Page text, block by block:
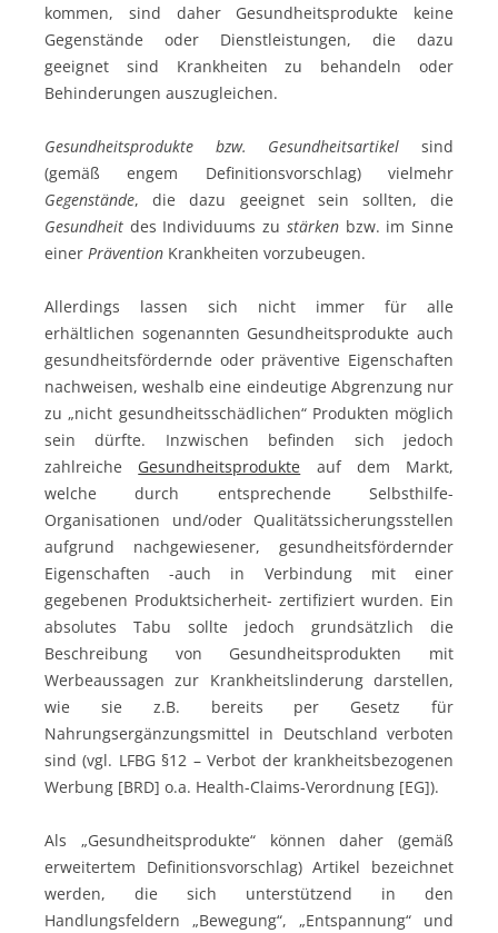
kommen, sind daher Gesundheitsprodukte keine
Gegenstände oder Dienstleistungen, die dazu
geeignet sind Krankheiten zu behandeln oder
Behinderungen auszugleichen.
Gesundheitsprodukte bzw. Gesundheitsartikel sind
(gemäß engem Definitionsvorschlag) vielmehr
Gegenstände, die dazu geeignet sein sollten, die
Gesundheit des Individuums zu stärkenbzw. im Sinne
einer Prävention Krankheiten vorzubeugen.
Allerdings lassen sich nicht immer für alle
erhältlichen sogenannten Gesundheitsprodukte auch
gesundheitsfördernde oder präventive Eigenschaften
nachweisen, weshalb eine eindeutige Abgrenzung nur
zu „nicht gesundheitsschädlichen“ Produkten möglich
sein dürfte. Inzwischen befinden sich jedoch
zahlreiche Gesundheitsprodukte auf dem Markt,
welche durch entsprechende Selbsthilfe-
Organisationen und/oder Qualitätssicherungsstellen
aufgrund nachgewiesener, gesundheitsfördernder
Eigenschaften -auch in Verbindung mit einer
gegebenen Produktsicherheit- zertifiziert wurden. Ein
absolutes Tabu sollte jedoch grundsätzlich die
Beschreibung von Gesundheitsprodukten mit
Werbeaussagen zur Krankheitslinderung darstellen,
wie sie z.B. bereits per Gesetz für
Nahrungsergänzungsmittel in Deutschland verboten
sind (vgl. LFBG §12 – Verbot der krankheitsbezogenen
Werbung [BRD] o.a. Health-Claims-Verordnung [EG]).
Als „Gesundheitsprodukte“ können daher (gemäß
erweitertem Definitionsvorschlag) Artikel bezeichnet
werden, die sich unterstützend in den
Handlungsfeldern „Bewegung“, „Entspannung“ und